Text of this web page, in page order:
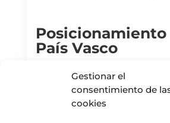
Gestionar el
consentimiento de
cookies
Posicionamiento
País Vasco
MARKETING DIGITAL
,